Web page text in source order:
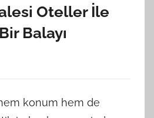
Oteller İle
Balayı
konum hem de